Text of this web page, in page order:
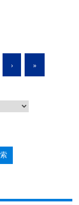
› »